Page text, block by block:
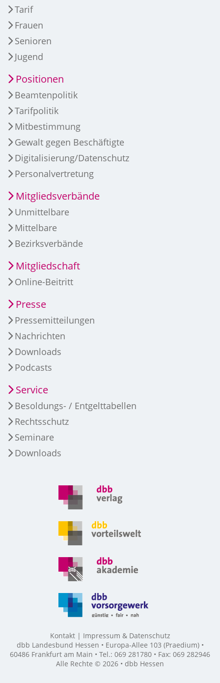
Tarif
Frauen
Senioren
Jugend
Positionen
Beamtenpolitik
Tarifpolitik
Mitbestimmung
Gewalt gegen Beschäftigte
Digitalisierung/Datenschutz
Personalvertretung
Mitgliedsverbände
Unmittelbare
Mittelbare
Bezirksverbände
Mitgliedschaft
Online-Beitritt
Presse
Pressemitteilungen
Nachrichten
Downloads
Podcasts
Service
Besoldungs- / Entgelttabellen
Rechtsschutz
Seminare
Downloads
Kontakt
Impressum & Datenschutz
dbb Landesbund Hessen • Europa-Allee 103 (Praedium) •
60486 Frankfurt am Main • Tel.: 069 281780 • Fax: 069 282946
Alle Rechte © 2026 • dbb Hessen